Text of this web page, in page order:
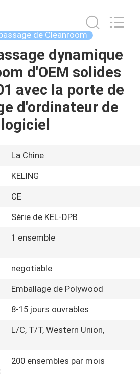
de Cleanroom
dynamique
d'OEM solides
avec la porte de
d'ordinateur de
logiciel
La Chine
KELING
CE
Série de KEL-DPB
1 ensemble
negotiable
Emballage de Polywood
8-15 jours ouvrables
L/C, T/T, Western Union,
200 ensembles par mois